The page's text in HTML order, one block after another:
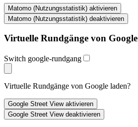
Virtuelle Rundgänge von Google
Switch google-rundgang
Virtuelle Rundgänge von Google laden?